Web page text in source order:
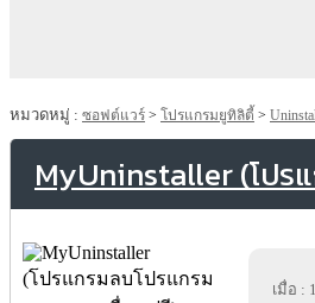
หมวดหมู่ : ซอฟต์แวร์ > โปรแกรมยูทิลิตี้ >
MyUninstaller (โปร
เมื่อ :